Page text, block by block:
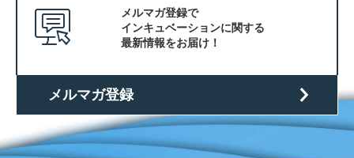
メルマガ登録で
インキュベーションに関する
最新情報をお届け！
メルマガ登録